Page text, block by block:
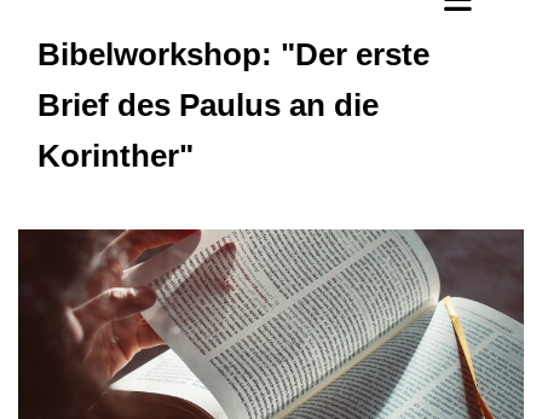
Bibelworkshop: "Der erste
Brief des Paulus an die
Korinther"